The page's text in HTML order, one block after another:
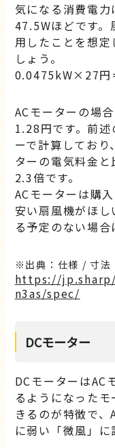
気になる消費電
47.5Wほどです。
用したことを想
しょう。
0.0475kW×27円
ACモーターの場
1.28円です。前
ーで計算してお
ターの電気料金
2.3倍です。
ACモーターは購
安い扇風機がほ
る予定のない場合
出典：仕様 / 寸
https://
n3as/spec/
DCモーター
DCモーターはAC
るようになった
きるのが特徴で
に弱い「微風」に